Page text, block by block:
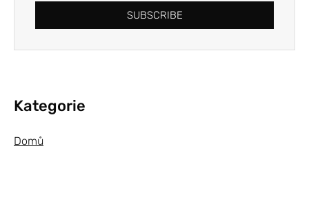
SUBSCRIBE
Kategorie
Domů